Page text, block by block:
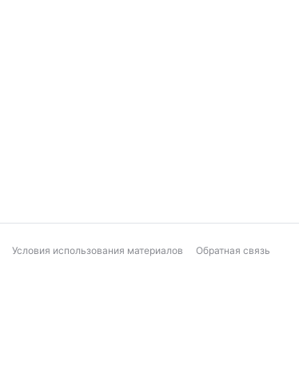
Условия использования материалов Обратная связь